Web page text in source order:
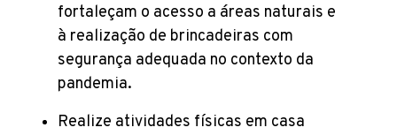
fortaleçam o acesso a áreas naturais e
à realização de brincadeiras com
segurança adequada no contexto da
pandemia.
Realize atividades físicas em casa